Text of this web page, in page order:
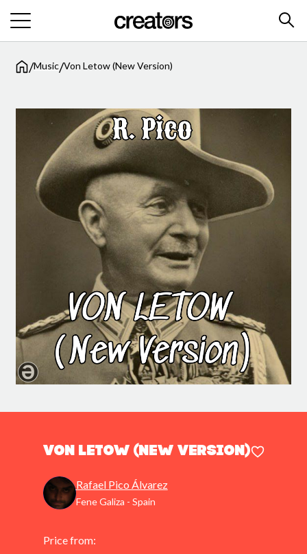
/Music/Von Letow (New Version)
Von Letow (New Version)
Rafael Pico Álvarez
Fene Galiza - Spain
Price from: